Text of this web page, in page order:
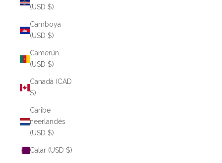
(USD $)
Camboya
(USD $)
Camerún
(USD $)
Canadá (CAD
$)
Caribe
neerlandés
(USD $)
Catar (USD $)